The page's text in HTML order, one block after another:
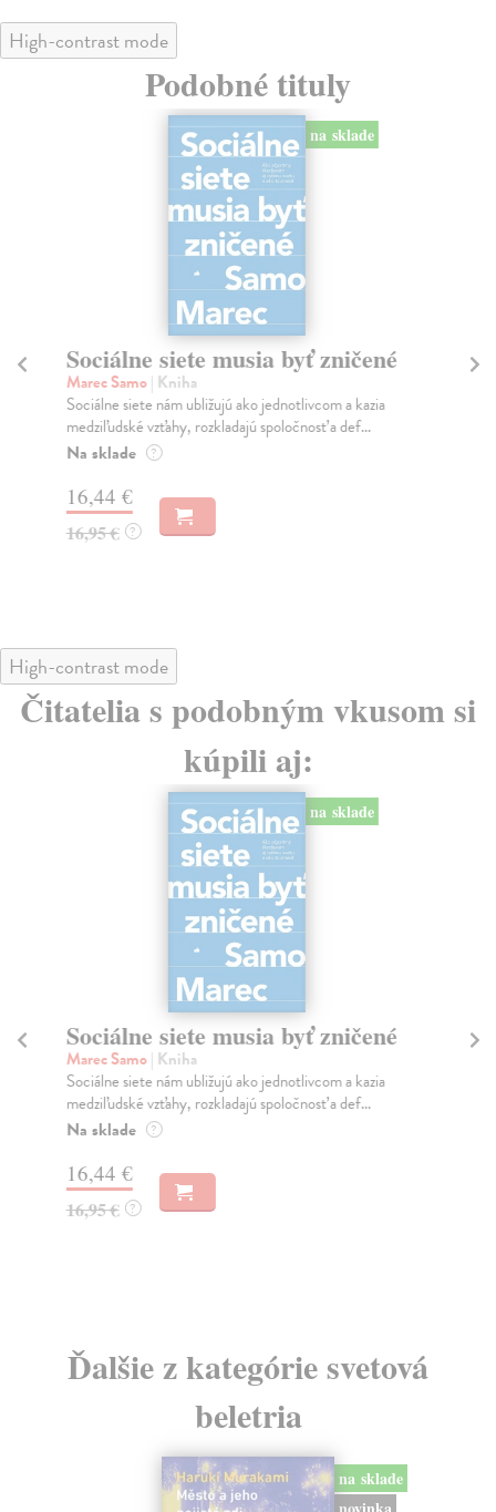
High-contrast mode
Podobné tituly
na sklade
Sociálne siete musia byť zničené
Marec Samo| Kniha
Sociálne siete nám ubližujú ako jednotlivcom a kazia
medziľudské vzťahy, rozkladajú spoločnosť a def...
Na sklade ?
16,44 €
16,95 € ?
High-contrast mode
Čitatelia s podobným vkusom si
kúpili aj:
na sklade
Sociálne siete musia byť zničené
Marec Samo| Kniha
Sociálne siete nám ubližujú ako jednotlivcom a kazia
medziľudské vzťahy, rozkladajú spoločnosť a def...
Na sklade ?
16,44 €
16,95 € ?
Ďalšie z kategórie svetová
beletria
na sklade